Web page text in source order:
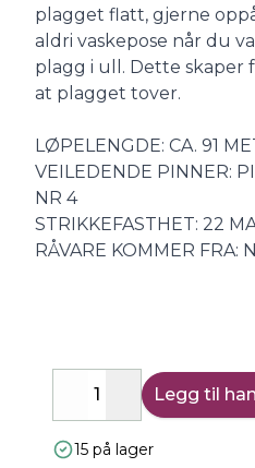
plagget flatt, gjerne
aldri vaskepose når du
plagg i ull. Dette skaper
at plagget tover.
LØPELENGDE: CA. 91
VEILEDENDE PINNER:
NR 4
STRIKKEFASTHET: 22
RÅVARE KOMMER FRA:
DecreaseIncrease
Legg til
15 på lager